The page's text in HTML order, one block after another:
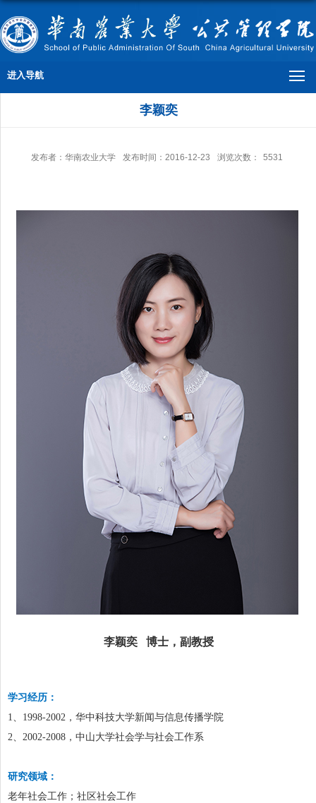
进入导航
李颖奕
发布者：华南农业大学 发布时间：2016-12-23 浏览次数： 5531
李颖奕 博士，副教授
学习经历：
1、1998-2002，华中科技大学新闻与信息传播学院
2、2002-2008，中山大学社会学与社会工作系
研究领域：
老年社会工作；社区社会工作